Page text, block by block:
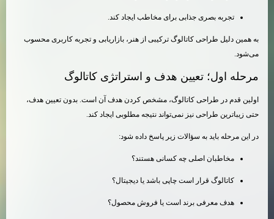
تجربه بصری جذابی برای مخاطب ایجاد کند.
به همین دلیل طراحی کاتالوگ ترکیبی از هنر، بازاریابی و تجربه کاربری محسوب
می‌شود.
مرحله اول؛ تعیین هدف و استراتژی کاتالوگ
اولین قدم در طراحی کاتالوگ، مشخص کردن هدف آن است. بدون تعیین هدف،
حتی زیباترین طراحی نیز نمی‌تواند نتیجه مطلوبی ایجاد کند.
در این مرحله باید به سؤالات زیر پاسخ داده شود:
مخاطبان اصلی چه کسانی هستند؟
کاتالوگ قرار است چاپی باشد یا دیجیتال؟
هدف معرفی برند است یا فروش محصول؟